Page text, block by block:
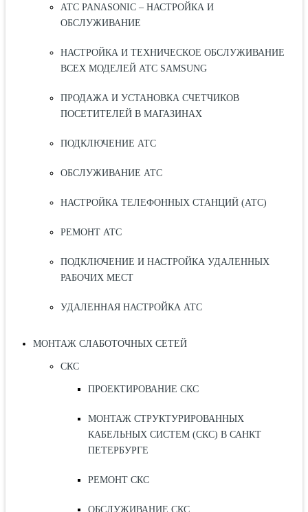
АТС PANASONIC – НАСТРОЙКА И
ОБСЛУЖИВАНИЕ
НАСТРОЙКА И ТЕХНИЧЕСКОЕ ОБСЛУЖИВАНИЕ
ВСЕХ МОДЕЛЕЙ АТС SAMSUNG
ПРОДАЖА И УСТАНОВКА СЧЕТЧИКОВ
ПОСЕТИТЕЛЕЙ В МАГАЗИНАХ
ПОДКЛЮЧЕНИЕ АТС
ОБСЛУЖИВАНИЕ АТС
НАСТРОЙКА ТЕЛЕФОННЫХ СТАНЦИЙ (АТС)
РЕМОНТ АТС
ПОДКЛЮЧЕНИЕ И НАСТРОЙКА УДАЛЕННЫХ
РАБОЧИХ МЕСТ
УДАЛЕННАЯ НАСТРОЙКА АТС
МОНТАЖ СЛАБОТОЧНЫХ СЕТЕЙ
СКС
ПРОЕКТИРОВАНИЕ СКС
МОНТАЖ СТРУКТУРИРОВАННЫХ
КАБЕЛЬНЫХ СИСТЕМ (СКС) В САНКТ
ПЕТЕРБУРГЕ
РЕМОНТ СКС
ОБСЛУЖИВАНИЕ СКС